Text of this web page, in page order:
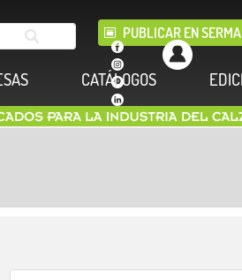
PUBLICAR EN SERMA
CATÁLOGOS